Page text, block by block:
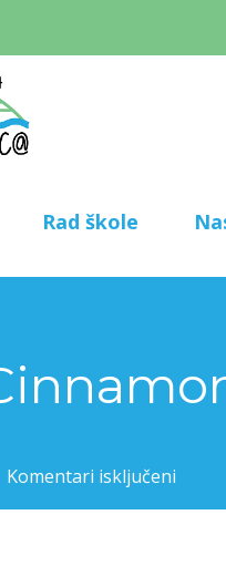
Rad škole
Komentari isključeni